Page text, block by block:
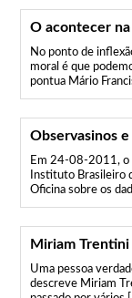
O acontecer
No ponto de
moral é que
pontua Mário
Observasinos e
Em 24-08-2011, o
Instituto Brasileiro
Oficina sobre os
Miriam Trentini
Uma pessoa
descreve Miriam